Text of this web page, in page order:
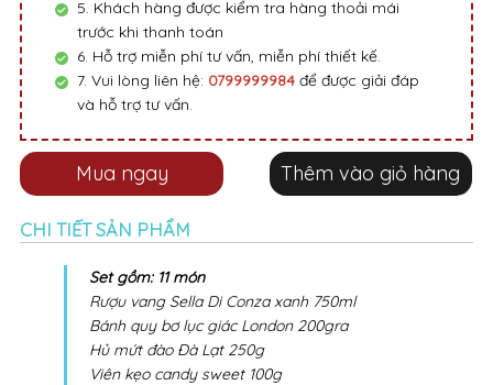
5. Khách hàng được kiểm tra hàng thoải mái
trước khi thanh toán
6. Hỗ trợ miễn phí tư vấn, miễn phí thiết kế.
7. Vui lòng liên hệ: 0799999984 để được giải đáp
và hỗ trợ tư vấn.
Thêm vào giỏ hàng
Mua ngay
CHI TIẾT SẢN PHẨM
Set gồm: 11 món
Rượu vang Sella Di Conza xanh 750ml
Bánh quy bơ lục giác London 200gra
Hủ mứt đào Đà Lạt 250g
Viên kẹo candy sweet 100g